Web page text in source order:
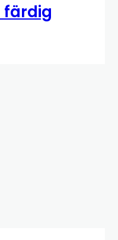
färdig